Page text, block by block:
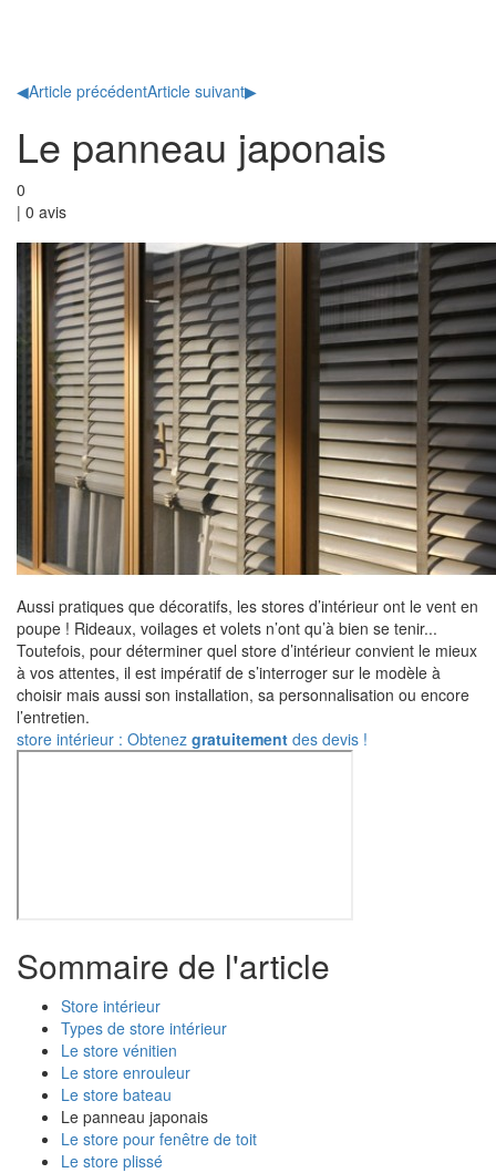
◀Article précédentArticle suivant▶
Le panneau japonais
0
| 0 avis
Aussi pratiques que décoratifs, les stores d’intérieur ont le vent en
poupe ! Rideaux, voilages et volets n’ont qu’à bien se tenir...
Toutefois, pour déterminer quel store d’intérieur convient le mieux
à vos attentes, il est impératif de s’interroger sur le modèle à
choisir mais aussi son installation, sa personnalisation ou encore
l’entretien.
store intérieur : Obtenez gratuitement des devis !
Sommaire de l'article
Store intérieur
Types de store intérieur
Le store vénitien
Le store enrouleur
Le store bateau
Le panneau japonais
Le store pour fenêtre de toit
Le store plissé